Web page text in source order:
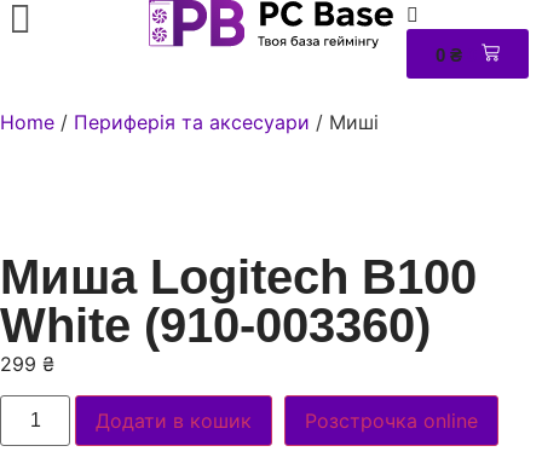
0 ₴
Home / Периферія та аксесуари / Миші
Миша Logitech B100
White (910-003360)
299 ₴
Додати в кошик Розстрочка online